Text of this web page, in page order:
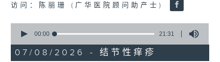
seconds
访问：陈丽珊 (广华医院顾问助产士)
seconds
21
minutes,
00:00 21:31
07/08/2026 - 结节性痒疹